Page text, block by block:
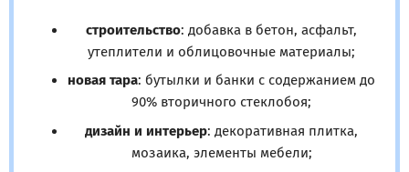
строительство: добавка в бетон, асфальт,
утеплители и облицовочные материалы;
новая тара: бутылки и банки с содержанием до
90% вторичного стеклобоя;
дизайн и интерьер: декоративная плитка,
мозаика, элементы мебели;